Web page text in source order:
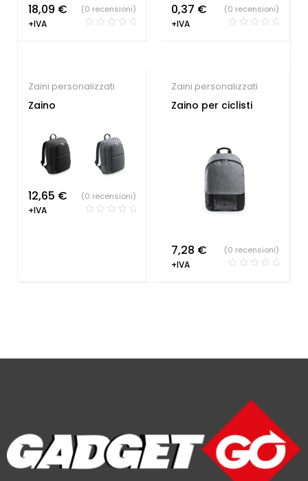
18,09 €
+IVA
(0 recensioni) 0,37 €
+IVA
(0 recensioni)
Zaini personalizzati
Zaino
12,65 €
+IVA
(0 recensioni)
Zaini personalizzati
Zaino per ciclisti
7,28 €
+IVA
(0 recensioni)